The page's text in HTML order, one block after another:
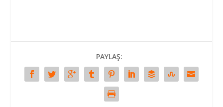
PAYLAŞ: